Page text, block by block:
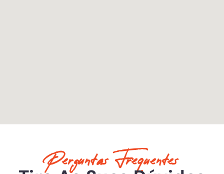
Perguntas Frequentes